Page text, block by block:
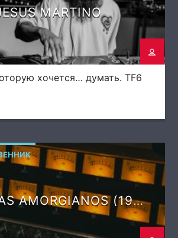
MARTINO
хочется… думать. TF6
AMORGIANOS (19
DEGREES)